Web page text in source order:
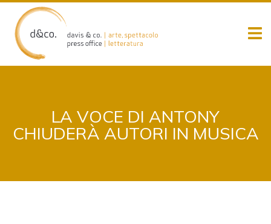
content
LA VOCE DI ANTONY
CHIUDERÀ AUTORI IN MUSICA